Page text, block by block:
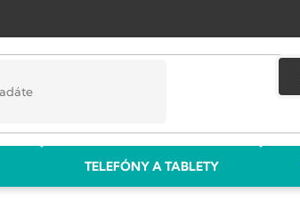
TELEFÓNY A TABLETY